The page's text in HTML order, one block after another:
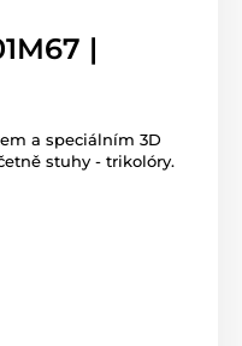
|
a speciálním 3D
stuhy - trikolóry.